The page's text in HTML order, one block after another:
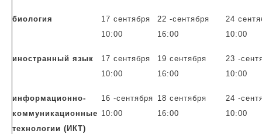
биология
17 сентября
10:00
22 -сентября
16:00
24
10:00
иностранный язык
17 сентября
10:00
19 сентября
16:00
23 -
10:00
информационно-
коммуникационные
технологии (ИКТ)
16 -сентября
10:00
18 сентября
16:00
24 -
10:00